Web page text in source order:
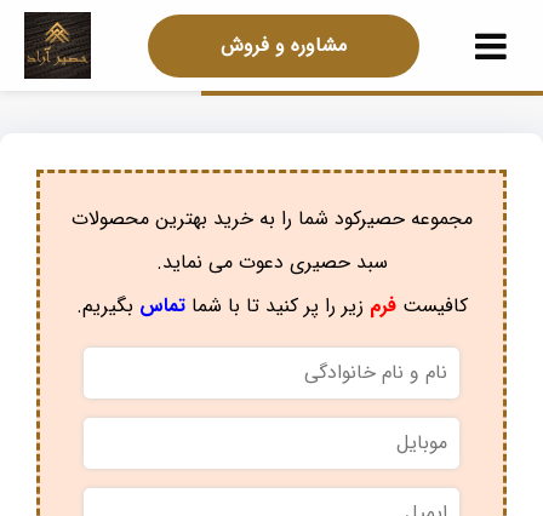
مشاوره و فروش
مجموعه حصیرکود شما را به خرید بهترین محصولات
سبد حصیری دعوت می نماید.
کافیستفرم زیر را پر کنید تا با شماتماس بگیریم.
نام
و
نام
خانوادگی
موبایل
ایمیل